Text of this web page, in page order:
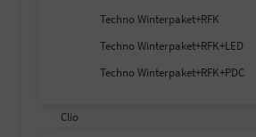
Techno Winterpaket+RFK
Techno Winterpaket+RFK+LED
Techno Winterpaket+RFK+PDC
Clio